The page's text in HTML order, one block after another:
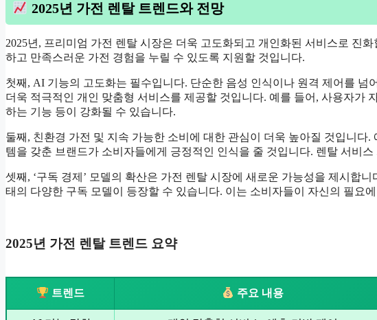
2025년 가전 렌탈 트렌드와 전망
2025년, 프리미엄 가전 렌탈 시장은 더욱 고도화되고 개인화된 서비스로 진
하고 만족스러운 가전 경험을 누릴 수 있도록 지원할 것입니다.
첫째, AI 기능의 고도화는 필수입니다. 단순한 음성 인식이나 원격 제어를
더욱 적극적인 개인 맞춤형 서비스를 제공할 것입니다. 예를 들어, 사용자가
하는 기능 등이 강화될 수 있습니다.
둘째, 친환경 가전 및 지속 가능한 소비에 대한 관심이 더욱 높아질 것입니
템을 갖춘 브랜드가 소비자들에게 긍정적인 인식을 줄 것입니다. 렌탈 서비
셋째, ‘구독 경제’ 모델의 확산은 가전 렌탈 시장에 새로운 가능성을 제시합
태의 다양한 구독 모델이 등장할 수 있습니다. 이는 소비자들이 자신의 필요
2025년 가전 렌탈 트렌드 요약
트렌드 주요 내용